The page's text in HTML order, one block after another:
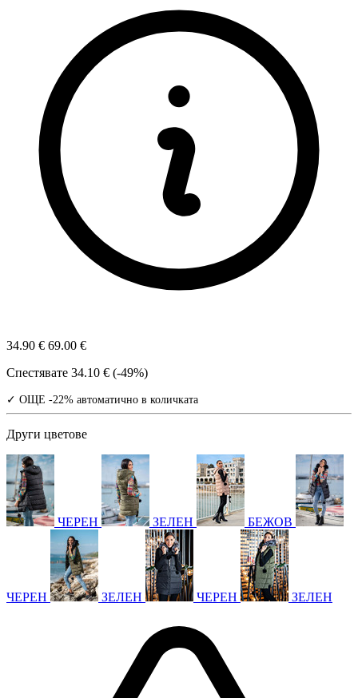
34.90 € 69.00 €
Спестявате 34.10 € (-49%)
✓ ОЩЕ -22% автоматично в количката
Други цветове
ЧЕРЕН ЗЕЛЕН БЕЖОВ
ЧЕРЕН ЗЕЛЕН ЧЕРЕН ЗЕЛЕН